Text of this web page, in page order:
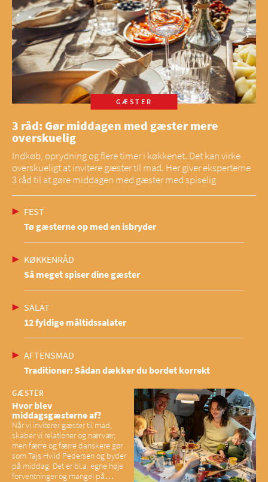
GÆSTER
3 råd: Gør middagen med gæster mere
overskuelig
Indkøb, oprydning og flere timer i køkkenet. Det kan virke
overskueligt at invitere gæster til mad. Her giver eksperterne
3 råd til at gøre middagen med gæster med spiselig
FEST
Tø gæsterne op med en isbryder
KØKKENRÅD
Så meget spiser dine gæster
SALAT
12 fyldige måltidssalater
AFTENSMAD
Traditioner: Sådan dækker du bordet korrekt
GÆSTER
Hvor blev
middagsgæsterne af?
Når vi inviterer gæster til mad,
skaber vi relationer og nærvær,
men færre og færre danskere gør
som Tajs Hviid Pedersen og byder
på middag. Det er bl.a. egne høje
forventninger og mangel på